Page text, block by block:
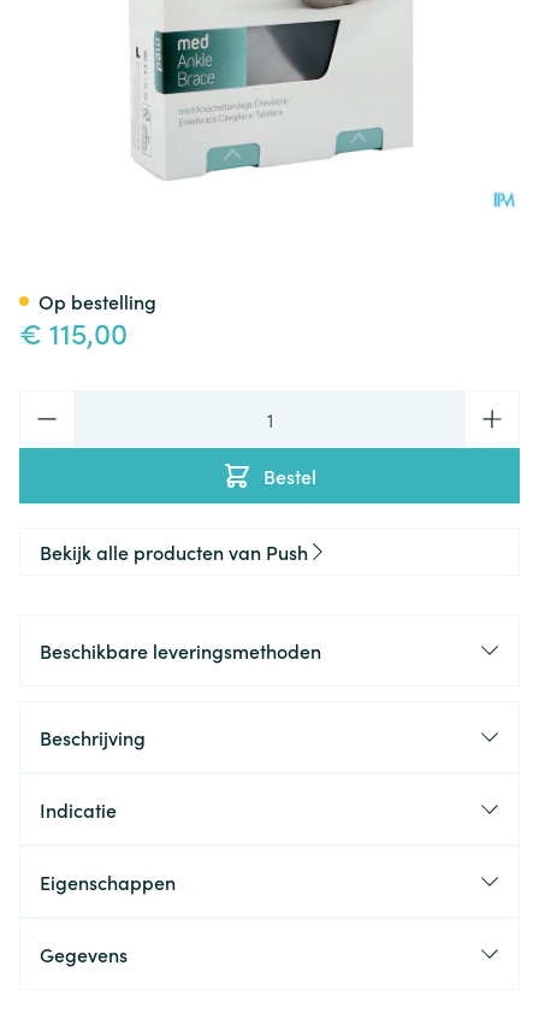
€ 115,00
Bestel
Op bestelling
Bekijk alle producten van Push
Beschikbare leveringsmethoden
Beschrijving
Indicatie
Eigenschappen
Gegevens